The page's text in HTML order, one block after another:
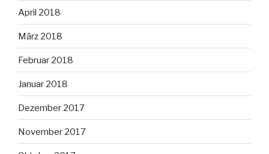
April 2018
März 2018
Februar 2018
Januar 2018
Dezember 2017
November 2017